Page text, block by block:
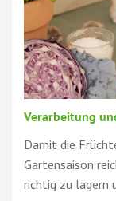
Verarbeitung
Damit die
Gartensaison
richtig zu lagern